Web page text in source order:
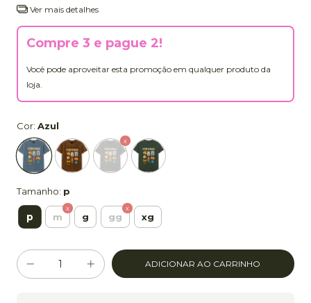
Ver mais detalhes
Compre 3 e pague 2!
Você pode aproveitar esta promoção em qualquer produto da
loja.
Cor: Azul
Tamanho: p
p m g gg xg